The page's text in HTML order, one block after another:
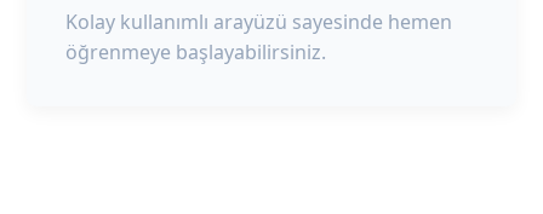
Kolay kullanımlı arayüzü sayesinde hemen
öğrenmeye başlayabilirsiniz.